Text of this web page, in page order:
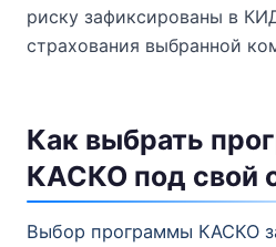
риску зафиксированы в
страхования выбранной
Как выбрать
КАСКО под свой
Выбор программы КАСКО